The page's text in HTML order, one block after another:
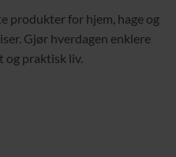
produkter for hjem, hage og
Gjør hverdagen enklere
og praktisk liv.